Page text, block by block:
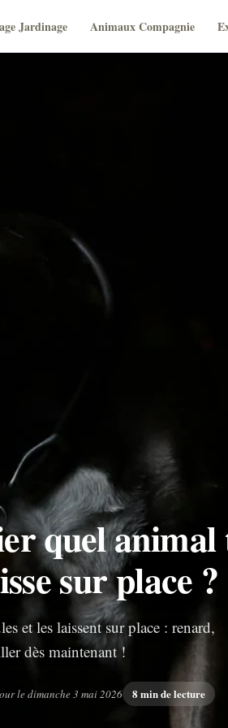
Jardinage Animaux Compagnie
quel animal
sur place ?
et les laissent sur place : renard,
dès maintenant !
le dimanche 3 mai 2026 8 min de lecture